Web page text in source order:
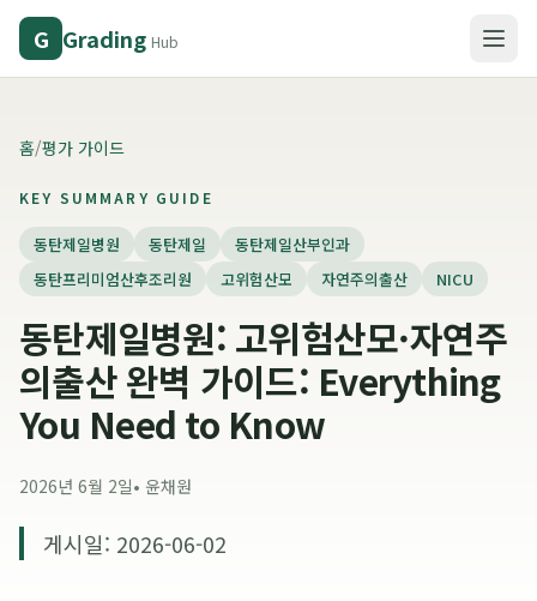
G Grading Hub
홈/평가 가이드
KEY SUMMARY GUIDE
동탄제일병원 동탄제일
동탄제일산부인과
동탄프리미엄산후조리원
고위험산모 자연주의출산 NICU
동탄제일병원: 고위험산모·자연주
의출산 완벽 가이드: Everything
You Need to Know
2026년 6월 2일• 윤채원
게시일: 2026-06-02